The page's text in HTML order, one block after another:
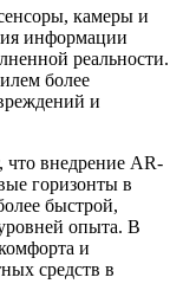
камеры и
информации
реальности.
более
и
что внедрение AR-
горизонты в
быстрой,
опыта. В
и
средств в